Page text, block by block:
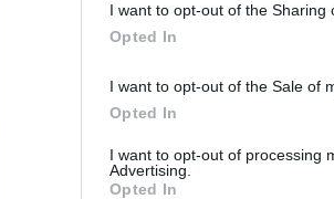
I want to opt-out of the Sharing
Opted In
I want to opt-out of the Sale of
Opted In
I want to opt-out of processing
Advertising.
Opted In
som hatas av högertrollen